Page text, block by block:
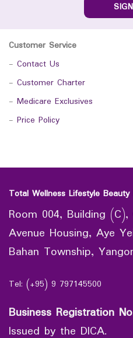
Customer Service
- Contact Us
- Customer Charter
- Medicare Exclusives
- Price Policy
Total Wellness Lifestyle
Room 004, Building
Avenue Housing, Aye
Bahan Township,
Tel: (+95) 9 797145500
Business Registration
Issued by the DICA.